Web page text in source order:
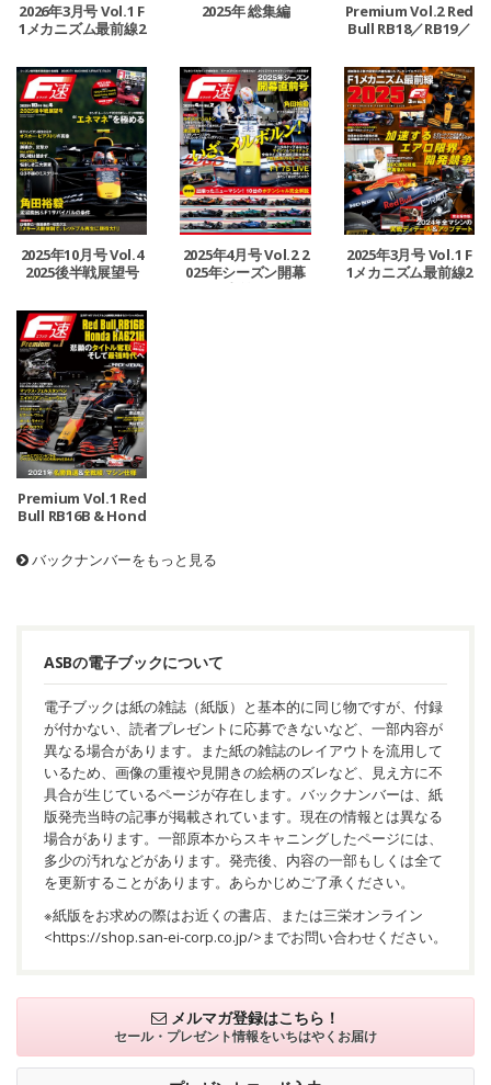
2026年3月号 Vol.1 F
1メカニズム最前線2
2025年 総集編
Premium Vol.2 Red
Bull RB18／RB19／
2025年10月号 Vol.4
2025後半戦展望号
2025年4月号 Vol.2 2
025年シーズン開幕
直前号
2025年3月号 Vol.1 F
1メカニズム最前線2
Premium Vol.1 Red
Bull RB16B & Hond
バックナンバーをもっと見る
ASBの電子ブックについて
電子ブックは紙の雑誌（紙版）と基本的に同じ物ですが、付録
が付かない、読者プレゼントに応募できないなど、一部内容が
異なる場合があります。また紙の雑誌のレイアウトを流用して
いるため、画像の重複や見開きの絵柄のズレなど、見え方に不
具合が生じているページが存在します。バックナンバーは、紙
版発売当時の記事が掲載されています。現在の情報とは異なる
場合があります。一部原本からスキャニングしたページには、
多少の汚れなどがあります。発売後、内容の一部もしくは全て
を更新することがあります。あらかじめご了承ください。
※紙版をお求めの際はお近くの書店、または三栄オンライン
<https://shop.san-ei-corp.co.jp/>までお問い合わせください。
メルマガ登録はこちら！
セール・プレゼント情報をいちはやくお届け